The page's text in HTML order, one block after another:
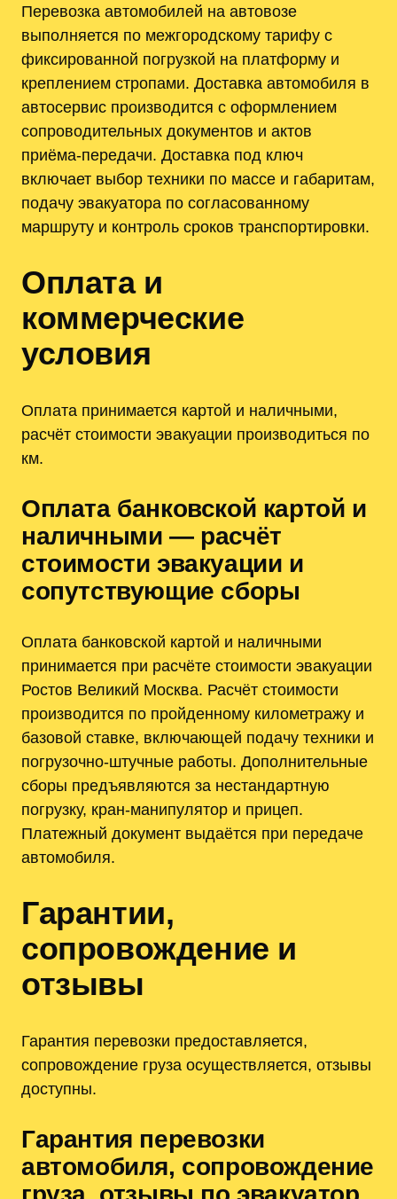
Перевозка автомобилей на автовозе
выполняется по межгородскому тарифу с
фиксированной погрузкой на платформу и
креплением стропами. Доставка автомобиля в
автосервис производится с оформлением
сопроводительных документов и актов
приёма-передачи. Доставка под ключ
включает выбор техники по массе и габаритам,
подачу эвакуатора по согласованному
маршруту и контроль сроков транспортировки.
Оплата и
коммерческие
условия
Оплата принимается картой и наличными,
расчёт стоимости эвакуации производиться по
км.
Оплата банковской картой и
наличными — расчёт
стоимости эвакуации и
сопутствующие сборы
Оплата банковской картой и наличными
принимается при расчёте стоимости эвакуации
Ростов Великий Москва. Расчёт стоимости
производится по пройденному километражу и
базовой ставке, включающей подачу техники и
погрузочно-штучные работы. Дополнительные
сборы предъявляются за нестандартную
погрузку, кран-манипулятор и прицеп.
Платежный документ выдаётся при передаче
автомобиля.
Гарантии,
сопровождение и
отзывы
Гарантия перевозки предоставляется,
сопровождение груза осуществляется, отзывы
доступны.
Гарантия перевозки
автомобиля, сопровождение